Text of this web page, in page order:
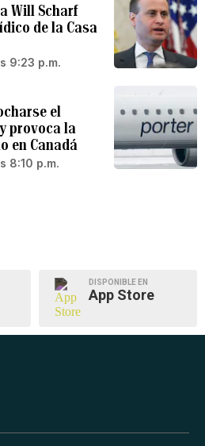
Will Scharf
de la Casa
9:23 p.m.
el
provoca la
en Canadá
8:10 p.m.
DISPONIBLE EN
App Store